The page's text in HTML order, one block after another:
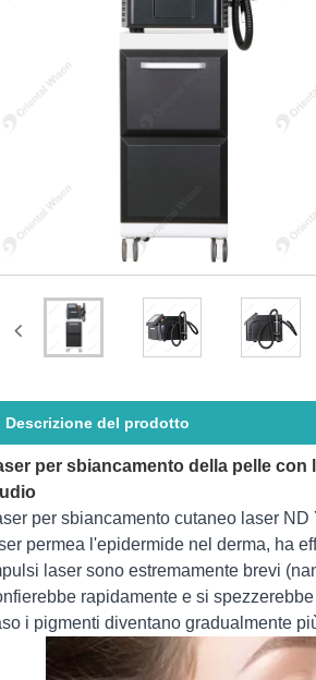
Descrizione del prodotto
per sbiancamento della pelle
per sbiancamento cutaneo laser
permea l'epidermide nel derma, ha
laser sono estremamente brevi
rapidamente e si
i pigmenti diventano gradualmente